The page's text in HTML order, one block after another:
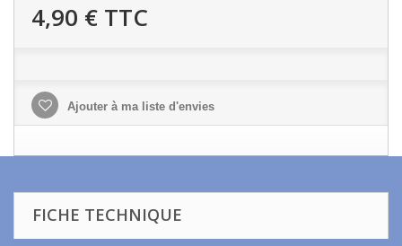
4,90 € TTC
Ajouter à ma liste d'envies
FICHE TECHNIQUE